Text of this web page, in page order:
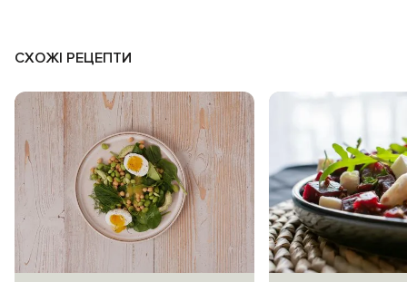
СХОЖІ РЕЦЕПТИ